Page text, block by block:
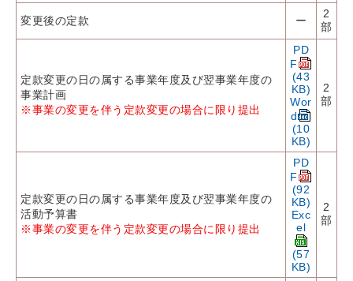
変更後の定款 ー
2
部
定款変更の日の属する事業年度及び翌事業年度の
事業計画
※事業の変更を伴う定款変更の場合に限り提出
PD
F
(43
KB)
Wor
d
(10
KB)
2
部
定款変更の日の属する事業年度及び翌事業年度の
活動予算書
※事業の変更を伴う定款変更の場合に限り提出
PD
F
(92
KB)
Exc
el
(57
KB)
2
部